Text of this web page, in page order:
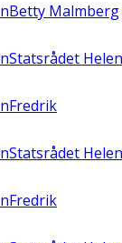
Betty Malmberg
Statsrådet
Fredrik
Statsrådet
Fredrik